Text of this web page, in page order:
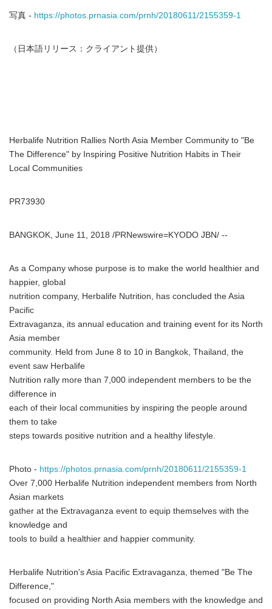
写真 - https://photos.prnasia.com/prnh/20180611/2155359-1
（日本語リリース：クライアント提供）
Herbalife Nutrition Rallies North Asia Member Community to "Be
The Difference" by Inspiring Positive Nutrition Habits in Their
Local Communities
PR73930
BANGKOK, June 11, 2018 /PRNewswire=KYODO JBN/ --
As a Company whose purpose is to make the world healthier and
happier, global
nutrition company, Herbalife Nutrition, has concluded the Asia
Pacific
Extravaganza, its annual education and training event for its North
Asia member
community. Held from June 8 to 10 in Bangkok, Thailand, the
event saw Herbalife
Nutrition rally more than 7,000 independent members to be the
difference in
each of their local communities by inspiring the people around
them to take
steps towards positive nutrition and a healthy lifestyle.
Photo - https://photos.prnasia.com/prnh/20180611/2155359-1
Over 7,000 Herbalife Nutrition independent members from North
Asian markets
gather at the Extravaganza event to equip themselves with the
knowledge and
tools to build a healthier and happier community.
Herbalife Nutrition's Asia Pacific Extravaganza, themed "Be The
Difference,"
focused on providing North Asia members with the knowledge and